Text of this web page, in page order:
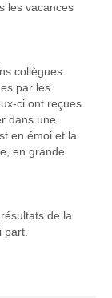
les vacances
collègues
par les
ci ont reçues
dans une
en émoi et la
en grande
de la